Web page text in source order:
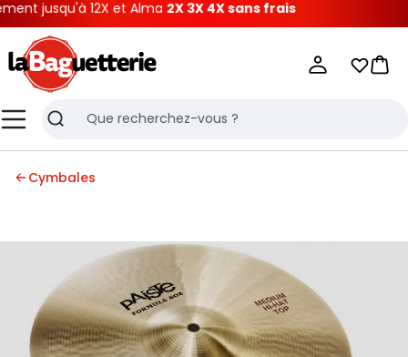
jusqu'à 12X et Alma2X 3X 4X sans frais
MenuRecherche
Mes
Cymbales